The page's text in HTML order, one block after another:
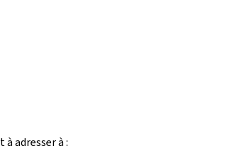
adresser à :